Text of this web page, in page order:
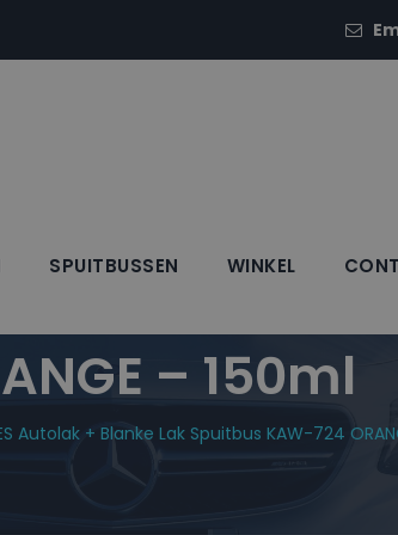
SPUITBUSSEN WINKEL
Autolak +
– 150ml
Autolak + Blanke Lak Spuitbus KAW-724